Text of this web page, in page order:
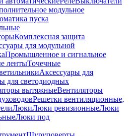
модульное
пуска
Комплексная защита
для модульной
Промышленное и сигнальное
лентыТочечные
Аксессуары для
для светодиодных
вытяжныеВентиляторы
Решетки вентиляционные,
ЛюкиЛюки ревизионныеЛюки
Люки под